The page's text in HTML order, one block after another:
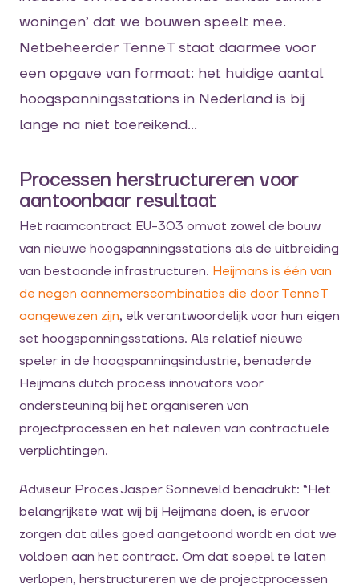
woningen’ dat we bouwen speelt mee.
Netbeheerder TenneT staat daarmee voor
een opgave van formaat: het huidige aantal
hoogspanningsstations in Nederland is bij
lange na niet toereikend…
Processen herstructureren voor
aantoonbaar resultaat
Het raamcontract EU-303 omvat zowel de bouw
van nieuwe hoogspanningsstations als de uitbreiding
van bestaande infrastructuren. Heijmans is één van
de negen aannemerscombinaties die door TenneT
aangewezen zijn, elk verantwoordelijk voor hun eigen
set hoogspanningsstations. Als relatief nieuwe
speler in de hoogspanningsindustrie, benaderde
Heijmans dutch process innovators voor
ondersteuning bij het organiseren van
projectprocessen en het naleven van contractuele
verplichtingen.
Adviseur Proces Jasper Sonneveld benadrukt: “Het
belangrijkste wat wij bij Heijmans doen, is ervoor
zorgen dat alles goed aangetoond wordt en dat we
voldoen aan het contract. Om dat soepel te laten
verlopen, herstructureren we de projectprocessen